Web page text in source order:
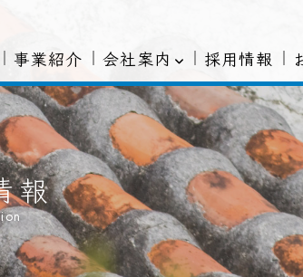
事業紹介 会社案内 採用情報
報